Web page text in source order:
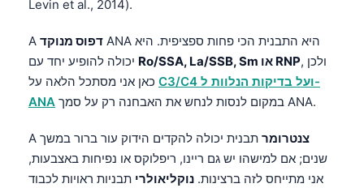
Levin et al., 2014).
A דפוס מנוקד ANA היא התבנית הכי פחות ספציפית. היא
Ro/SSA, La/SSB, Sm או RNP, ולכן
C3/C4 ועל בדיקות הנלוות ל-
ANA
במקום לנסות לנחש את האבחנה רק על סמך ANA.
A צנטרומר תבנית יכולה להקדים הידוק עור ברור במשך
שנים; אם למישהו יש גם ריינו, ריפלוקס או נפיחות באצבעות,
אני מתייחס לזה ברצינות. נוקליאולרי תבניות ראויות לכבוד